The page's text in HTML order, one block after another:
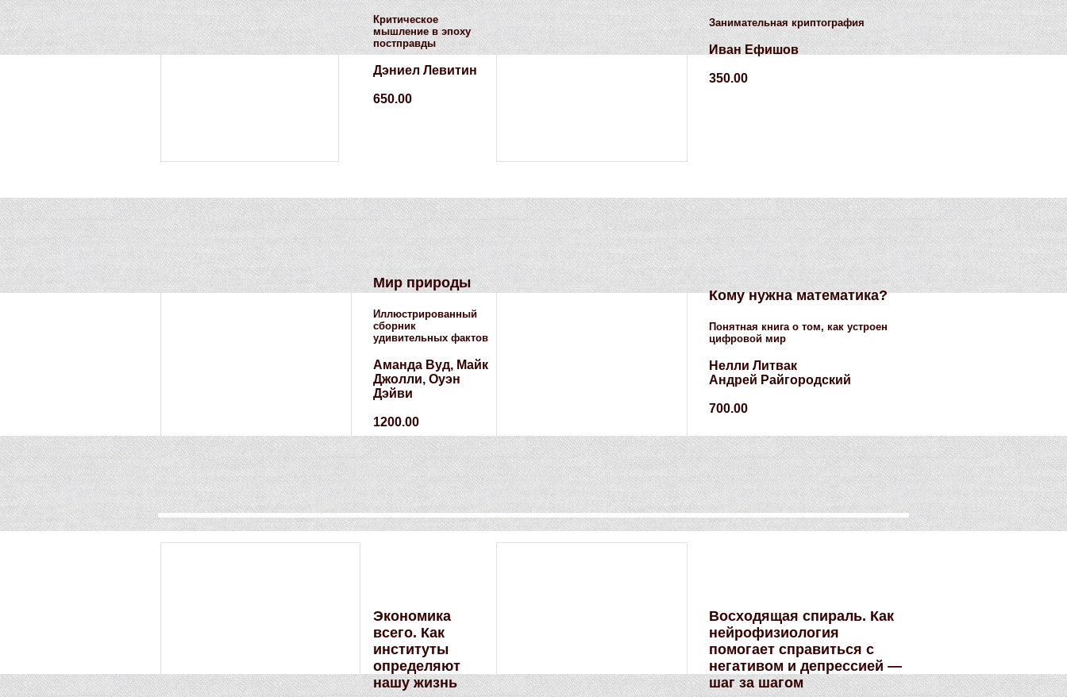
Критическое
мышление в эпоху
постправды
Дэниел Левитин
650.00
Занимательная криптография
Иван Ефишов
350.00
Мир природы
Иллюстрированный
сборник
удивительных фактов
Аманда Вуд, Майк
Джолли, Оуэн
Дэйви
1200.00
Кому нужна математика?
Понятная книга о том, как устроен
цифровой мир
Нелли Литвак
Андрей Райгородский
700.00
Экономика
всего. Как
институты
определяют
нашу жизнь
Восходящая спираль. Как
нейрофизиология
помогает справиться с
негативом и депрессией —
шаг за шагом